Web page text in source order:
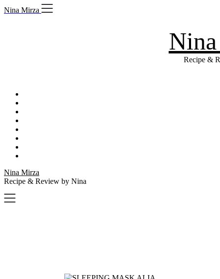
Skip
to
Nina Mirza
Recipe &
Nina Mirza
Recipe & Review by Nina